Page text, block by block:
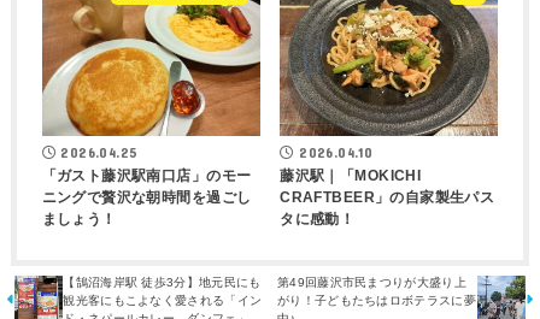
2026.04.25
「ガスト藤沢駅南口店」のモー
ニングで贅沢な朝時間を過ごし
ましょう！
2026.04.10
藤沢駅｜「MOKICHI
CRAFTBEER」の自家製生パス
タに感動！
【鵠沼海岸駅 徒歩3分】地元民にも
観光客にもこよなく愛される「イン
第49回藤沢市民まつりが大盛り上
がり！子どもたちはロボテラスに夢